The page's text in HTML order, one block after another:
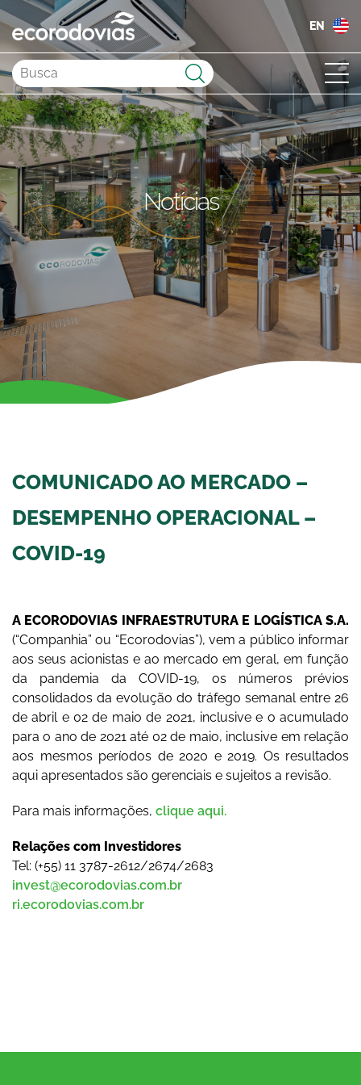
EN
Enviar
Notícias
COMUNICADO AO MERCADO –
DESEMPENHO OPERACIONAL –
COVID-19
A ECORODOVIAS INFRAESTRUTURA E LOGÍSTICA S.A.
(“Companhia” ou “Ecorodovias”), vem a público informar
aos seus acionistas e ao mercado em geral, em função
da pandemia da COVID-19, os números prévios
consolidados da evolução do tráfego semanal entre 26
de abril e 02 de maio de 2021, inclusive e o acumulado
para o ano de 2021 até 02 de maio, inclusive em relação
aos mesmos períodos de 2020 e 2019. Os resultados
aqui apresentados são gerenciais e sujeitos a revisão.
Para mais informações, clique aqui.
Relações com Investidores
Tel: (+55) 11 3787-2612/2674/2683
invest@ecorodovias.com.br
ri.ecorodovias.com.br